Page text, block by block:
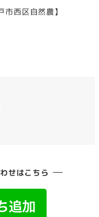
西区自然農】
せはこちら